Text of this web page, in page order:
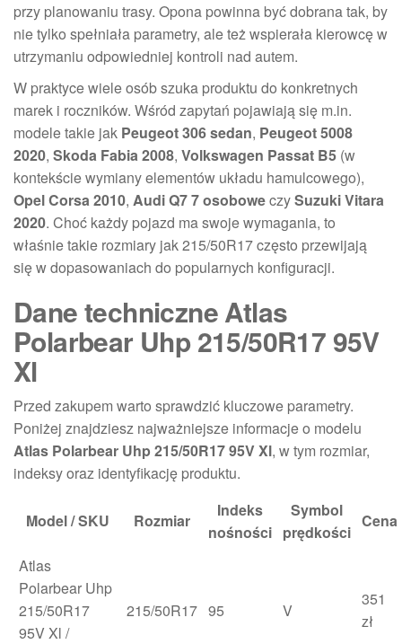
przy planowaniu trasy. Opona powinna być dobrana tak, by
nie tylko spełniała parametry, ale też wspierała kierowcę w
utrzymaniu odpowiedniej kontroli nad autem.
W praktyce wiele osób szuka produktu do konkretnych
marek i roczników. Wśród zapytań pojawiają się m.in.
modele takie jak Peugeot 306 sedan, Peugeot 5008
2020, Skoda Fabia 2008, Volkswagen Passat B5 (w
kontekście wymiany elementów układu hamulcowego),
Opel Corsa 2010, Audi Q7 7 osoboweczySuzuki Vitara
2020. Choć każdy pojazd ma swoje wymagania, to
właśnie takie rozmiary jak 215/50R17 często przewijają
się w dopasowaniach do popularnych konfiguracji.
Dane techniczne Atlas
Polarbear Uhp 215/50R17 95V
Xl
Przed zakupem warto sprawdzić kluczowe parametry.
Poniżej znajdziesz najważniejsze informacje o modelu
Atlas Polarbear Uhp 215/50R17 95V Xl, w tym rozmiar,
indeksy oraz identyfikację produktu.
Model / SKU Rozmiar
Indeks
nośności
Symbol
prędkości
Cena
Atlas
Polarbear Uhp
215/50R17
95V Xl /
215/50R17 95 V
351
zł